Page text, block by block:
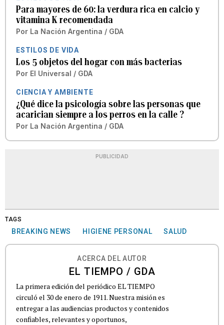
Para mayores de 60: la verdura rica en calcio y
vitamina K recomendada
Por La Nación Argentina / GDA
ESTILOS DE VIDA
Los 5 objetos del hogar con más bacterias
Por El Universal / GDA
CIENCIA Y AMBIENTE
¿Qué dice la psicología sobre las personas que
acarician siempre a los perros en la calle ?
Por La Nación Argentina / GDA
PUBLICIDAD
TAGS
BREAKING NEWS HIGIENE PERSONAL SALUD
ACERCA DEL AUTOR
EL TIEMPO / GDA
La primera edición del periódico EL TIEMPO
circuló el 30 de enero de 1911. Nuestra misión es
entregar a las audiencias productos y contenidos
confiables, relevantes y oportunos,